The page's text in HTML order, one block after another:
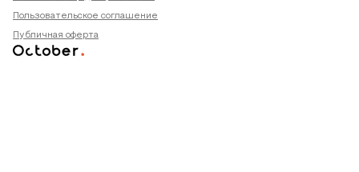
Пользовательское соглашение
Публичная оферта